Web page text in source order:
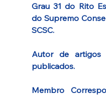
Grau 31 do Rito
do Supremo
SCSC.
Autor de artigos
publicados.
Membro